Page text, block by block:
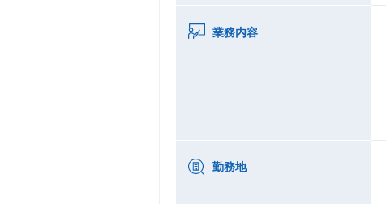
業務内容
勤務地